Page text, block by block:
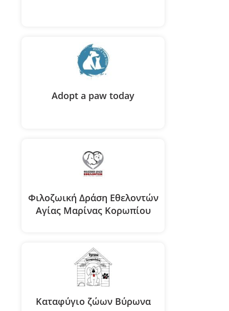
Adopt a paw today
Φιλοζωική Δράση Εθελοντών
Αγίας Μαρίνας Κορωπίου
Καταφύγιο ζώων Βύρωνα